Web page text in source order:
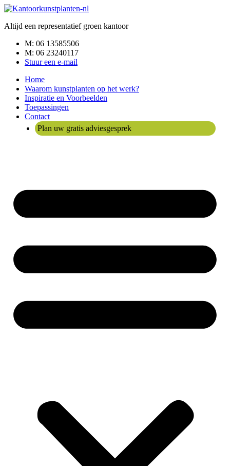
Ga
de
Altijd een representatief groen kantoor
M: 06 13585506
M: 06 23240117
Stuur een e-mail
Home
Waarom kunstplanten op het werk?
Inspiratie en Voorbeelden
Toepassingen
Contact
Plan uw gratis adviesgesprek